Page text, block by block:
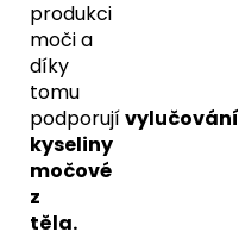
produkci
moči a
díky
tomu
podporujívylučování
kyseliny
močové
z
těla.